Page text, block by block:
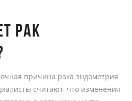
РАК
причина рака эндометрия
считают, что изменения